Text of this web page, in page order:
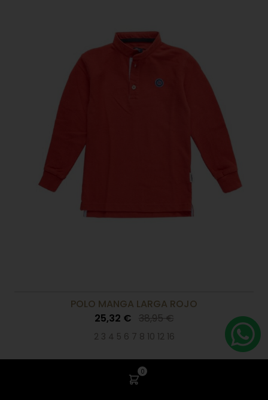
0
POLO MANGA LARGA ROJO
25,32 € 38,95 €
2 3 4 5 6 7 8 10 12 16